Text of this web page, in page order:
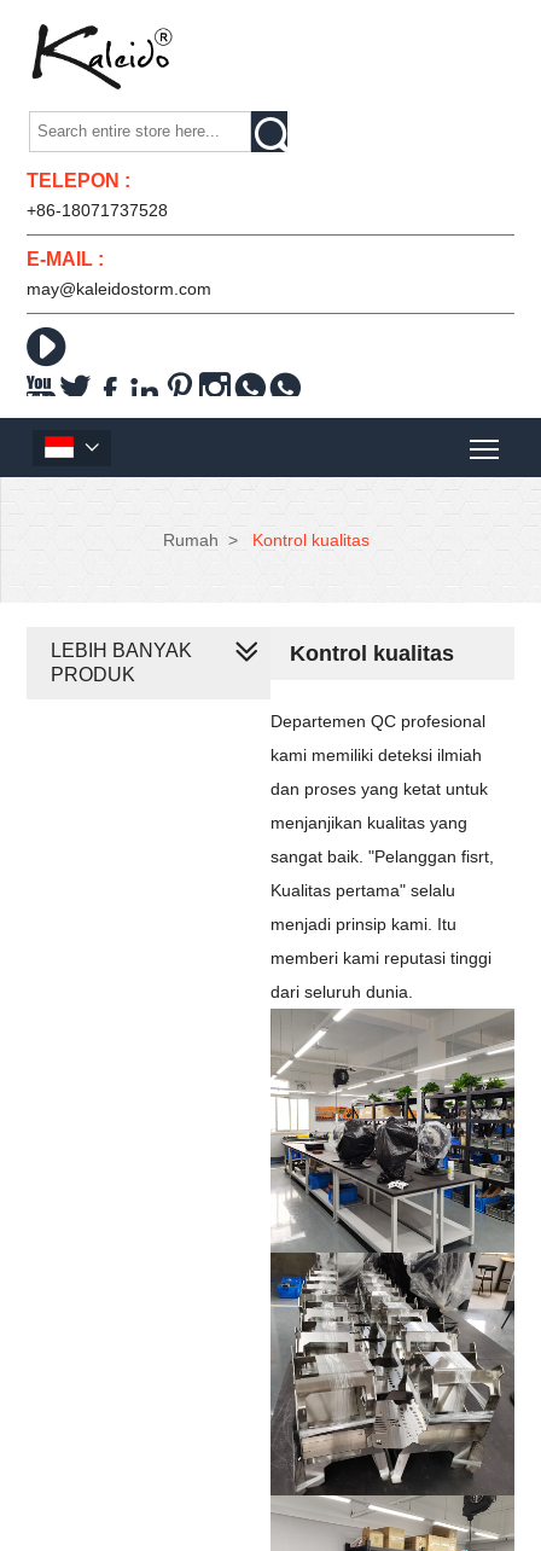

TELEPON :
+86-18071737528
E-MAIL :
may@kaleidostorm.com

     

Rumah > Kontrol kualitas
Kontrol kualitas
Departemen QC profesional
kami memiliki deteksi ilmiah
dan proses yang ketat untuk
menjanjikan kualitas yang
sangat baik. "Pelanggan fisrt,
Kualitas pertama" selalu
menjadi prinsip kami. Itu
memberi kami reputasi tinggi
dari seluruh dunia.
LEBIH BANYAK
PRODUK